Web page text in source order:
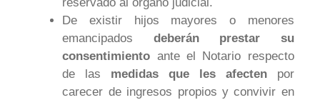
De existir hijos mayores o menores
emancipados deberán prestar su
consentimiento ante el Notario respecto
de las medidas que les afectenpor
carecer de ingresos propios y convivir en